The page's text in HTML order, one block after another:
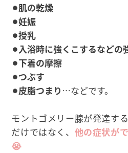
⚫︎肌の乾燥
⚫︎妊娠
⚫︎授乳
⚫︎入浴時に強くこするなどの
⚫︎下着の摩擦
⚫︎つぶす
⚫︎皮脂つまり…などです。
モントゴメリー腺が発達す
だけではなく、 他の症状が
😭